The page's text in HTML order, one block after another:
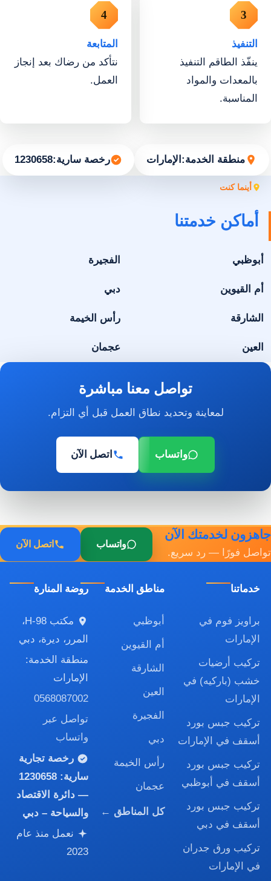
التنفيذ
ينفّذ الطاقم التنفيذ
بالمعدات والمواد
المناسبة.
المتابعة
نتأكد من رضاك بعد إنجاز
العمل.
منطقة الخدمة: الإمارات رخصة سارية:1230658
أينما كنت
أماكن خدمتنا
أبوظبي
أم القيوين
الشارقة
العين
الفجيرة
دبي
رأس الخيمة
عجمان
تواصل معنا مباشرة
لمعاينة وتحديد نطاق العمل قبل أي التزام.
واتساب اتصل الآن
جاهزون لخدمتك الآن
تواصل فورًا — رد سريع.
واتساب اتصل الآن
خدماتنا
براويز فوم في
الإمارات
تركيب أرضيات
خشب (باركيه) في
الإمارات
تركيب جبس بورد
أسقف في الإمارات
تركيب جبس بورد
أسقف في أبوظبي
تركيب جبس بورد
أسقف في دبي
تركيب ورق جدران
في الإمارات
مناطق الخدمة
أبوظبي
أم القيوين
الشارقة
العين
الفجيرة
دبي
رأس الخيمة
عجمان
كل المناطق ←
روضة المنارة
مكتب H-98،
المرر، ديرة، دبي
منطقة الخدمة:
الإمارات
0568087002
تواصل عبر
واتساب
رخصة تجارية
سارية:1230658
— دائرة الاقتصاد
والسياحة – دبي
نعمل منذ عام
2023